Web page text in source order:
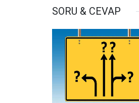
SORU & CEVAP